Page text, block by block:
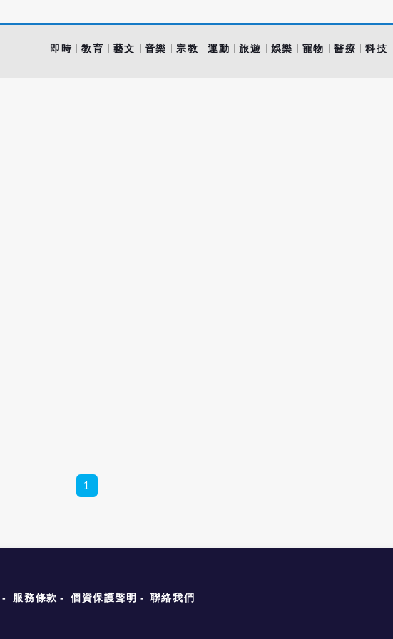
即時 教育 藝文 音樂 宗教 運動 旅遊 娛樂 寵物 醫療 科技
1
服務條款 個資保護聲明 聯絡我們